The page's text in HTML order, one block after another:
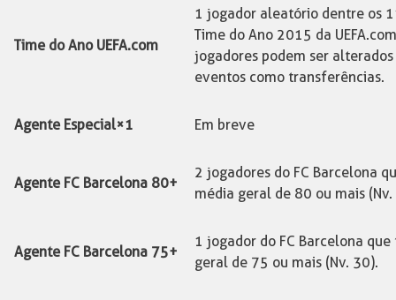
Time do Ano UEFA.com
1 jogador aleatório dentre os
Time do Ano 2015 da
jogadores podem ser
eventos como transferências.
Agente Especial×1 Em breve
Agente FC Barcelona 80+
2 jogadores do FC Barcelona
média geral de 80 ou mais
Agente FC Barcelona 75+
1 jogador do FC Barcelona
geral de 75 ou mais (Nv. 30).